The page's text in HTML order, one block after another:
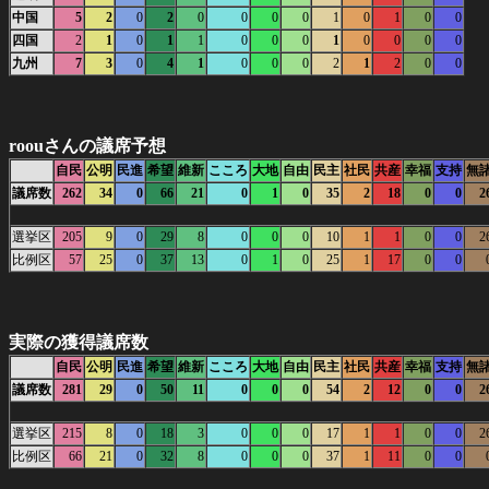
中国
5 2 0 2 0 0 0 0 1 0 1 0
0
四国
2 1 0 1 1 0 0 0 1 0 0 0
0
九州
7 3 0 4 1 0 0 0 2 1 2 0 0
roouさんの議席予想
自民 公明 民進 希望 維新 こころ 大地 自由 民主 社民 共産 幸福 支持 無
議席数
262 34 0 66 21 0 1 0 35 2 18 0 0
選挙区 205 9 0 29 8 0 0 0 10 1 1 0 0
比例区
57 25 0 37 13 0 1 0 25 1 17 0 0
実際の獲得議席数
自民 公明 民進 希望 維新 こころ 大地 自由 民主 社民 共産 幸福 支持 無
議席数
281 29 0 50 11 0 0 0 54 2 12 0 0
選挙区 215 8 0 18 3 0 0 0 17 1 1 0 0
比例区
66 21 0 32 8 0 0 0 37 1 11 0 0